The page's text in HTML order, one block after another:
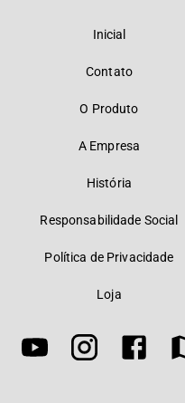
Inicial
Contato
O Produto
A Empresa
História
Responsabilidade Social
Política de Privacidade
Loja